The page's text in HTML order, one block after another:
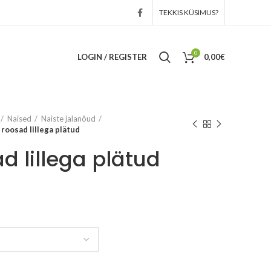
TEKKIS KÜSIMUS?
LOGIN / REGISTER 0 0,00€
Naised
Naiste jalanõud
lillega plätud
lillega plätud